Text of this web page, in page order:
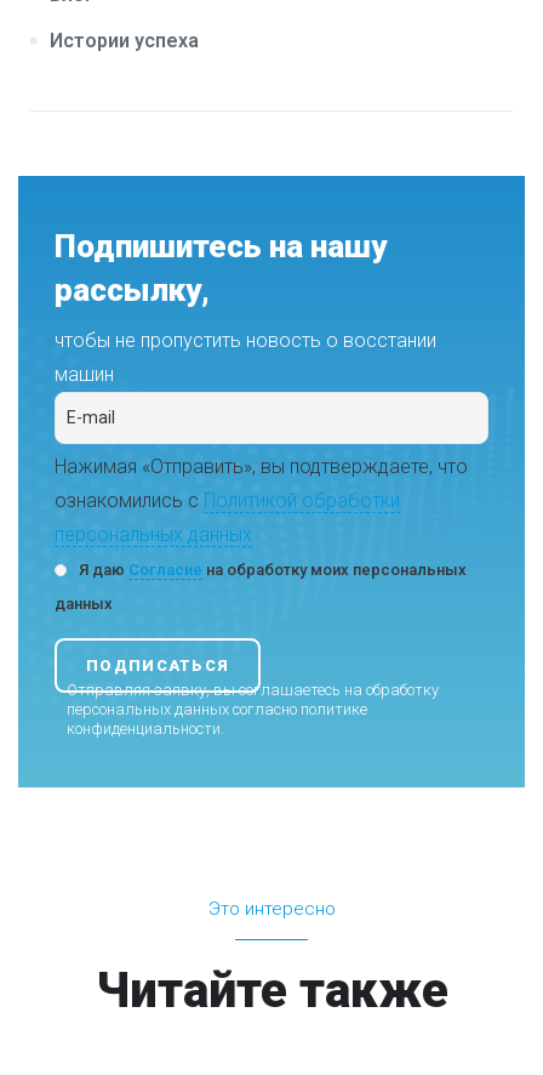
Истории успеха
Подпишитесь на нашу
рассылку,
чтобы не пропустить новость о восстании
машин
Нажимая «Отправить», вы подтверждаете, что
ознакомились с Политикой обработки
персональных данных
Я даю Согласие на обработку моих персональных
данных
Отправляя заявку, вы соглашаетесь на обработку
персональных данных согласно политике
конфиденциальности
Это интересно
Читайте также